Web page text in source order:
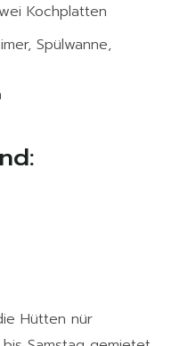
Kochplatten
Spülwanne,
Hütten nür